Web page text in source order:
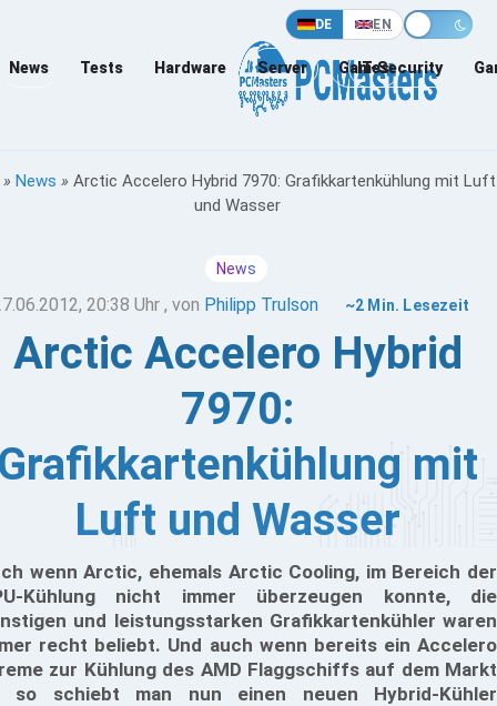
DE EN
News Tests Hardware Server Games
IT-Security
» News » Arctic Accelero Hybrid 7970: Grafikkartenkühlung mit Luft
und Wasser
News
20:38 Uhr , von Philipp Trulson ~2 Min. Lesezeit
Arctic Accelero Hybrid
7970:
mit
Luft und Wasser
wenn Arctic, ehemals Arctic Cooling, im Bereich der
Kühlung nicht immer überzeugen konnte, die
und leistungsstarken Grafikkartenkühler waren
recht beliebt. Und auch wenn bereits ein Accelero
zur Kühlung des AMD Flaggschiffs auf dem Markt
so schiebt man nun einen neuen Hybrid-Kühler